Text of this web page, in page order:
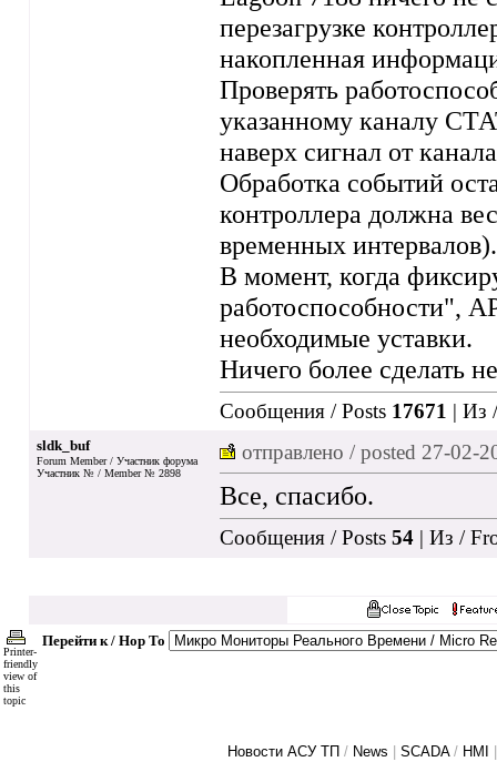
перезагрузке
накопленная
Проверять
указанному каналу
наверх сигнал от
Обработка событий
контроллера должна
временных интервалов).
В момент, когда
работоспособности",
необходимые уставки.
Ничего более сделать
Сообщения / Posts 17671 | Из
sldk_buf
Forum Member / Участник форума
Участник № / Member № 2898
отправлено / posted 27-02-
Все, спасибо.
Сообщения / Posts 54| Из /
Printer-
friendly
view of
this
topic
Перейти к / Hop To
Новости АСУ ТП / News SCADA/ HMI